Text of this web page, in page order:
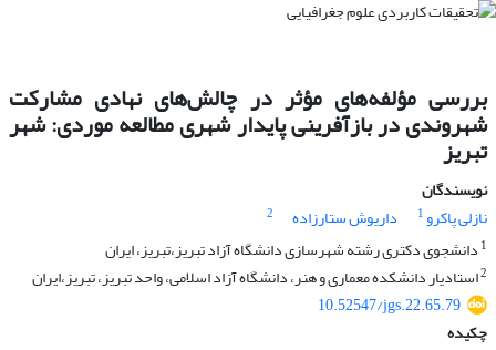
بررسی مؤلفه‌های مؤثر در چالش‌های نهادی مشارکت
شهروندی در بازآفرینی پایدار شهری مطالعه موردی: شهر
تبریز
نویسندگان
نازلی پاکرو1 داریوش ستارزاده
2
1 دانشجوی دکتری رشته شهرسازی دانشگاه آزاد تبریز،تبریز، ایران
2استادیار دانشکده معماری و هنر، دانشگاه آزاد اسلامی، واحد تبریز، تبریز،ایران
10.52547/jgs.22.65.79
چکیده